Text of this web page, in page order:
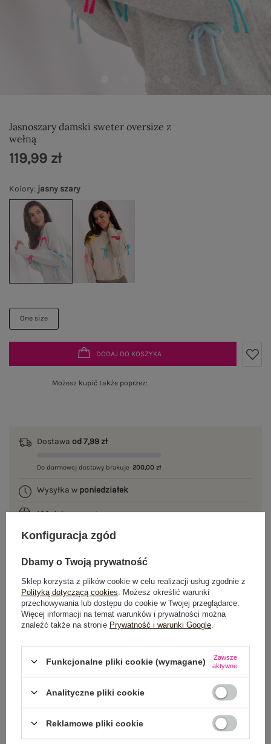
Jasnoszary damski sweter oversize z
wełną
Kolory: jasny szary
One size
119,99 zł
DODAJ DO KOSZYKA
Możesz kupić także poprzez:
Dostawa od 7,99 zł
Do darmowej dostawy brakuje 200,00 zł
Wysyłka w poniedziałek
100 dni na zwrot
OPIS PRODUKTU
GŁÓWNE PARAMETRY
OPINIE O PRODUKCIE (0)
OSTATNIO OGLĄDANE
Konfiguracja zgód
Dbamy o Twoją prywatność
Sklep korzysta z plików cookie w celu realizacji usług zgodnie z
Polityką dotyczącą cookies . Możesz określić warunki
przechowywania lub dostępu do cookie w Twojej przeglądarce.
Więcej informacji na temat warunków i prywatności można
znaleźć także na stronie Prywatność i warunki Google
Funkcjonalne pliki cookie (wymagane)
Zawsze
aktywne
Analityczne pliki cookie
Reklamowe pliki cookie